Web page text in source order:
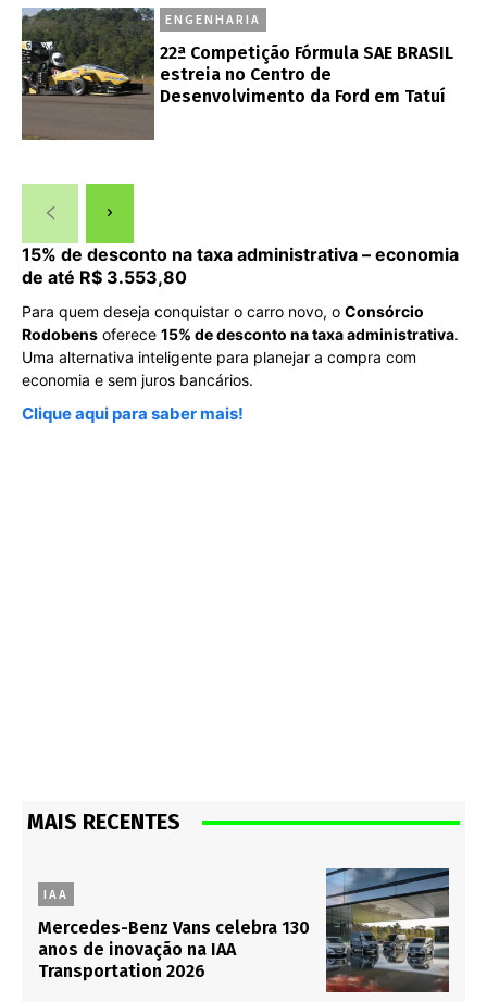
ENGENHARIA
22ª Competição Fórmula SAE BRASIL
estreia no Centro de
Desenvolvimento da Ford em Tatuí
15% de desconto na taxa administrativa – economia
de até R$ 3.553,80
Para quem deseja conquistar o carro novo, o Consórcio
Rodobens oferece 15% de desconto na taxa administrativa.
Uma alternativa inteligente para planejar a compra com
economia e sem juros bancários.
Clique aqui para saber mais!
MAIS RECENTES
IAA
Mercedes-Benz Vans celebra 130
anos de inovação na IAA
Transportation 2026